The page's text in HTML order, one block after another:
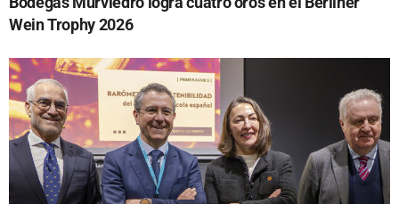
Wein Trophy 2026